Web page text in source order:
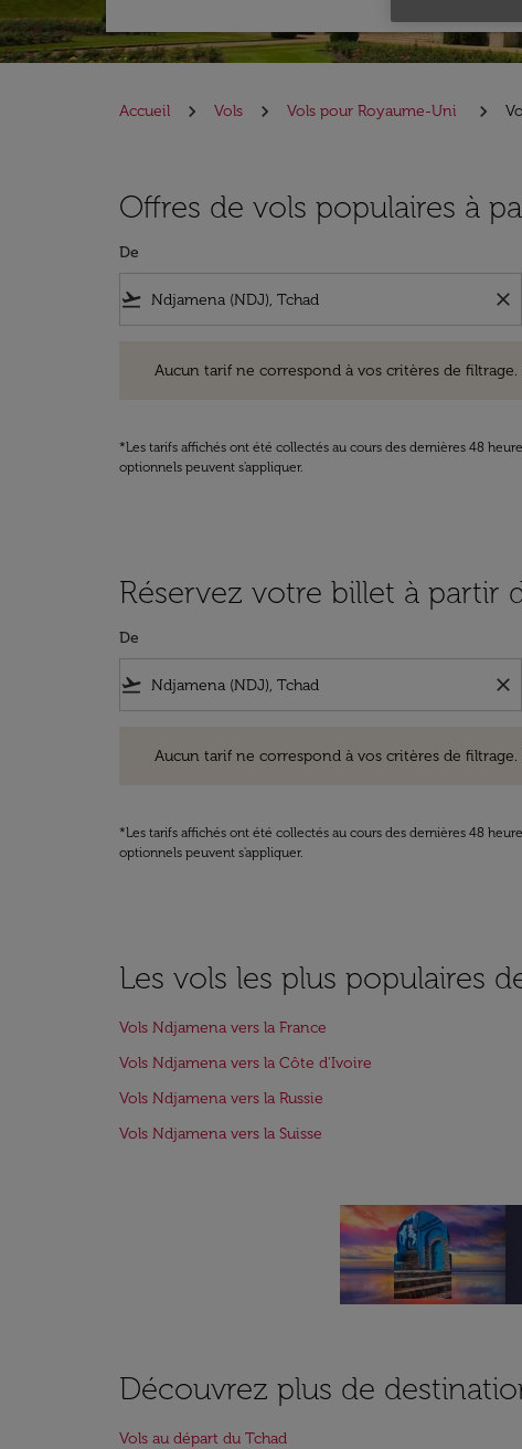
Accueil Vols Vols pour Royaume-Uni
Offres de vols populaires à
De
flight_takeoff close
Aucun tarif ne correspond à vos critères de filtrage.
*Les tarifs affichés ont été collectés au cours des dernières 48
optionnels peuvent s'appliquer.
Réservez votre billet à partir
De
flight_takeoff close
Aucun tarif ne correspond à vos critères de filtrage.
*Les tarifs affichés ont été collectés au cours des dernières 48
optionnels peuvent s'appliquer.
Les vols les plus populaires
Vols Ndjamena vers la France
Vols Ndjamena vers la Côte d'Ivoire
Vols Ndjamena vers la Russie
Vols Ndjamena vers la Suisse
Découvrez plus de
Vols au départ du Tchad